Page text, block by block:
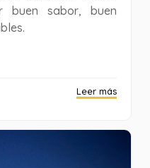
buen sabor, buen
Leer más